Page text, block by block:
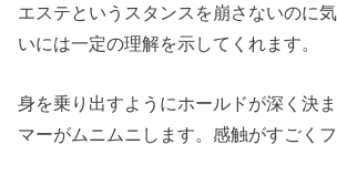
エステというスタンスを崩さないのに
いには一定の理解を示してくれます。
身を乗り出すようにホールドが深く決
マーがムニムニします。感触がすごくフ